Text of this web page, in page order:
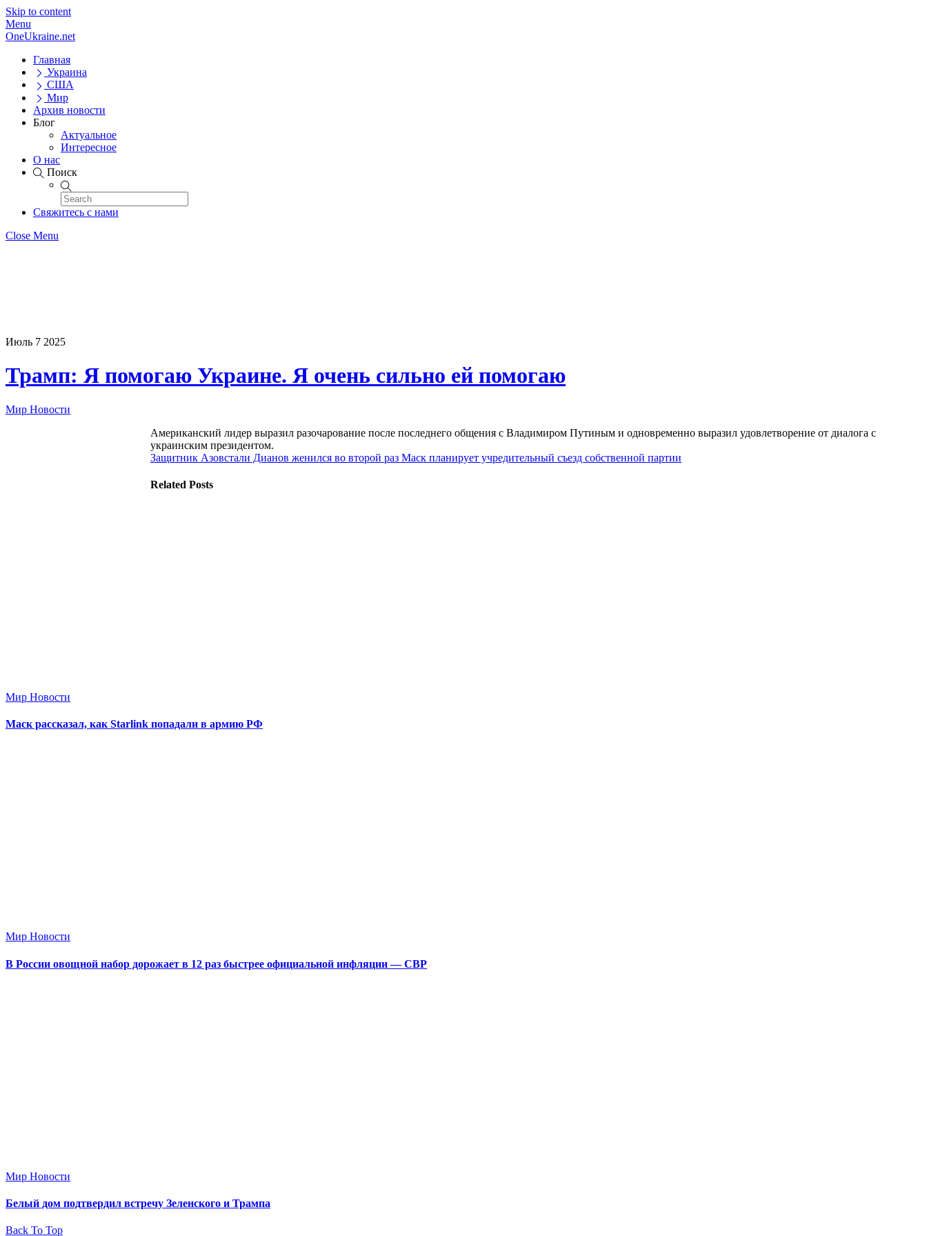
Skip to content
Menu
OneUkraine.net
Главная
Украина
США
Мир
Архив новости
Блог
Актуальное
Интересное
О нас
Поиск
Свяжитесь с нами
Close Menu
Июль 7 2025
Трамп: Я помогаю Украине. Я очень сильно ей помогаю
Мир Новости
Американский лидер выразил разочарование после последнего общения с Владимиром Путиным и одновременно выразил удовлетворение от диалога с
украинским президентом.
Защитник Азовстали Дианов женился во второй раз Маск планирует учредительный съезд собственной партии
Related Posts
Мир Новости
Маск рассказал, как Starlink попадали в армию РФ
Мир Новости
В России овощной набор дорожает в 12 раз быстрее официальной инфляции — СВР
Мир Новости
Белый дом подтвердил встречу Зеленского и Трампа
Back To Top